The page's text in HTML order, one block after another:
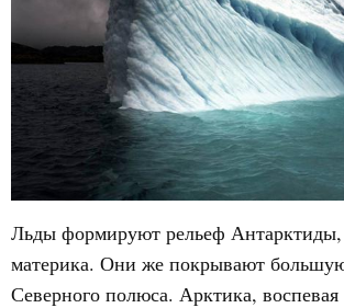
Льды формируют рельеф
материка. Они же покрывают
Северного полюса. Арктика, воспевая